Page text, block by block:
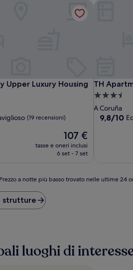
Upper Luxury Housing
Upper Luxury Housing
(19 recensioni)
Il
prezzo
attuale
107 €
tasse e oneri inclusi
6 set - 7 set
Upper Luxury Housing
TH
TH
Struttura
a
3.5
A Coruña
9.8
9,8/10
Prezzo a notte più basso trovato nelle ultime 24
strutture
luoghi di